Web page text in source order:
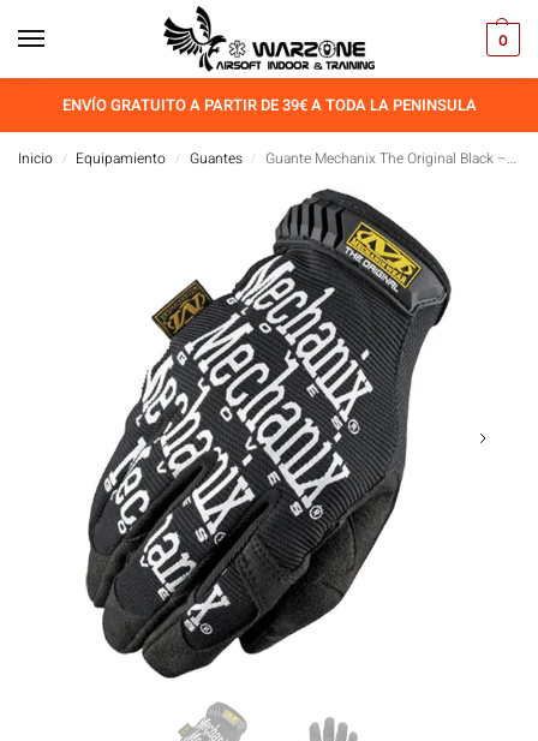
0
ENVÍO GRATUITO A PARTIR DE 39€ A TODA LA PENINSULA
Inicio / Equipamiento / Guantes / Guante Mechanix The Original Black – White